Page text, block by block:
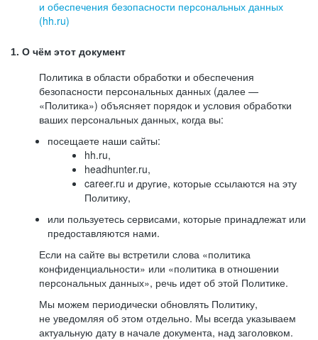
и обеспечения безопасности персональных данных
(hh.ru)
1. О чём этот документ
Политика в области обработки и обеспечения
безопасности персональных данных (далее —
«Политика») объясняет порядок и условия обработки
ваших персональных данных, когда вы:
посещаете наши сайты:
hh.ru,
headhunter.ru,
career.ru и другие, которые ссылаются на эту
Политику,
или пользуетесь сервисами, которые принадлежат или
предоставляются нами.
Если на сайте вы встретили слова «политика
конфиденциальности» или «политика в отношении
персональных данных», речь идет об этой Политике.
Мы можем периодически обновлять Политику,
не уведомляя об этом отдельно. Мы всегда указываем
актуальную дату в начале документа, над заголовком.